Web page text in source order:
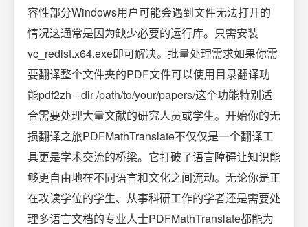
容性部分Windows用户可能会遇到文件无法打开的
情况这通常是因为缺少必要的运行库。只需安装
vc_redist.x64.exe即可解决。批量处理需求如果你需
要翻译整个文件夹的PDF文件可以使用目录翻译功
能pdf2zh --dir /path/to/your/papers/这个功能特别适
合需要处理大量文献的研究人员或学生。开始你的无
损翻译之旅PDFMathTranslate不仅仅是一个翻译工
具更是学术交流的桥梁。它打破了语言障碍让知识能
够更自由地在不同语言和文化之间流动。无论你是正
在攻读学位的学生、从事科研工作的学者还是需要处
理多语言文档的专业人士PDFMathTranslate都能为